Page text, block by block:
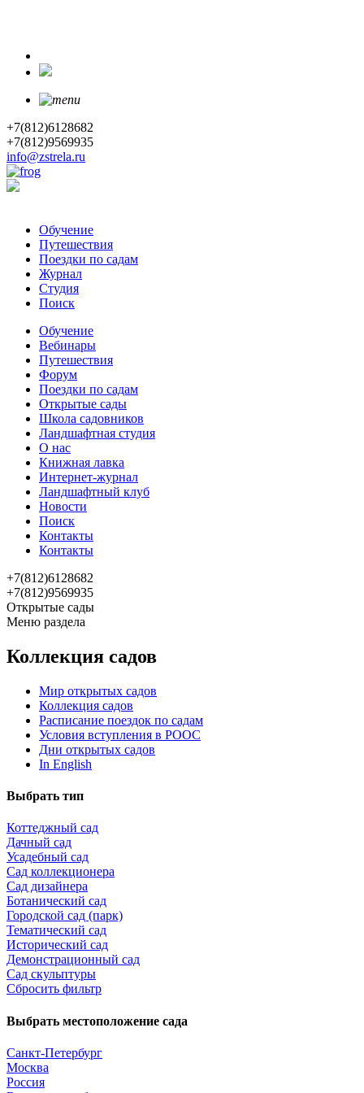
+7(812)6128682
+7(812)9569935
info@zstrela.ru
Обучение
Путешествия
Поездки по садам
Журнал
Студия
Поиск
Обучение
Вебинары
Путешествия
Форум
Поездки по садам
Открытые сады
Школа садовников
Ландшафтная студия
О нас
Книжная лавка
Интернет-журнал
Ландшафтный клуб
Новости
Поиск
Контакты
Контакты
+7(812)6128682
+7(812)9569935
Открытые сады
Меню раздела
Коллекция садов
Мир открытых садов
Коллекция садов
Расписание поездок по садам
Условия вступления в РООС
Дни открытых садов
In English
Выбрать тип
Коттеджный сад
Дачный сад
Усадебный сад
Сад коллекционера
Сад дизайнера
Ботанический сад
Городской сад (парк)
Тематический сад
Исторический сад
Демонстрационный сад
Сад скульптуры
Сбросить фильтр
Выбрать местоположение сада
Санкт-Петербург
Москва
Россия